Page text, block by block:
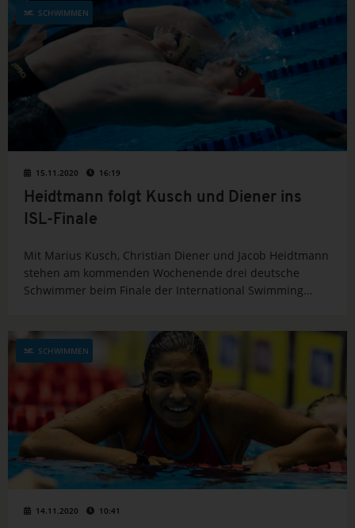
SCHWIMMEN
15.11.2020 16:19
Heidtmann folgt Kusch und Diener ins
ISL-Finale
Mit Marius Kusch, Christian Diener und Jacob Heidtmann
stehen am kommenden Wochenende drei deutsche
Schwimmer beim Finale der International Swimming
Kusch/Diener mit dem Team London...
SCHWIMMEN
14.11.2020 10:41